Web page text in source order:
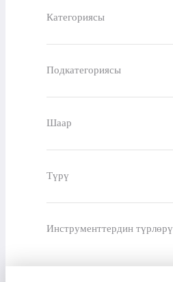
Категориясы
Подкатегориясы
Шаар
Түрү
Инструменттердин түрлөрү